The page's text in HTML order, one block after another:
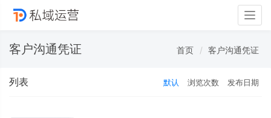
客户沟通凭证 首页 客户沟通凭证
列表 默认 浏览次数 发布日期